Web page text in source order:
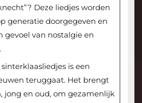
Deze liedjes worden
generatie doorgegeven en
gevoel van nostalgie en
is een
teruggaat. Het brengt
jong en oud, om gezamenlijk